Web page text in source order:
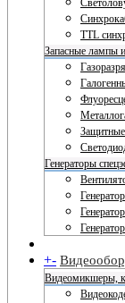
TTL
Запасные лампы
Защитные
Генераторы
+-
Видеомикшеры,